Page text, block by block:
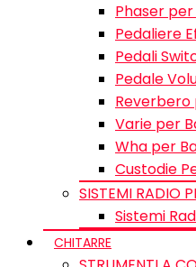
Phaser per
Pedaliere
Pedali
Pedale
Reverbero
Varie per
Wha per
Custodie
SISTEMI RADIO
Sistemi
CHITARRE